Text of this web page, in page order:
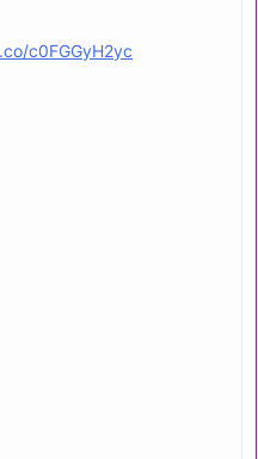
c0FGGyH2yc